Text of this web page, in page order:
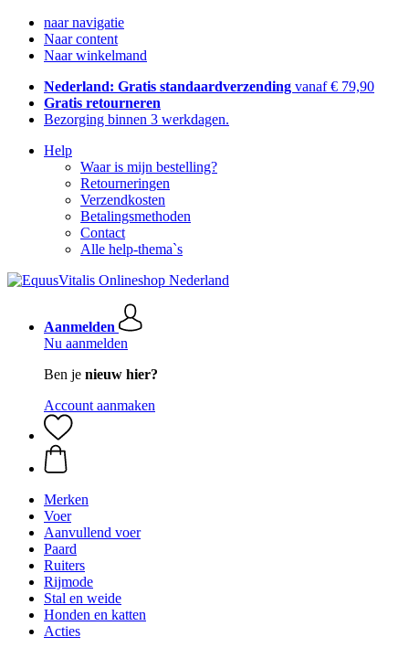
naar navigatie
Naar content
Naar winkelmand
Nederland: Gratis standaardverzending vanaf € 79,90
Gratis retourneren
Bezorging binnen 3 werkdagen.
Help
Waar is mijn bestelling?
Retourneringen
Verzendkosten
Betalingsmethoden
Contact
Alle help-thema`s
Aanmelden
Nu aanmelden
Ben je nieuw hier?
Account aanmaken
Merken
Voer
Aanvullend voer
Paard
Ruiters
Rijmode
Stal en weide
Honden en katten
Acties